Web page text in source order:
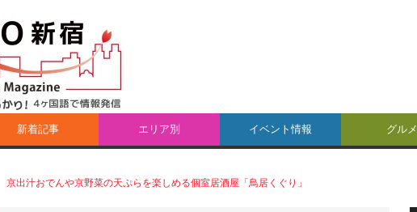
新着記事 エリア別 イベント情報 グルメ
京出汁おでんや京野菜の天ぷらを楽しめる個室居酒屋「鳥居くぐり」